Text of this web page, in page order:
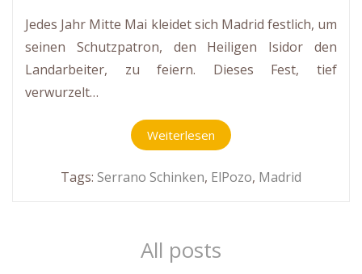
Jedes Jahr Mitte Mai kleidet sich Madrid festlich, um
seinen Schutzpatron, den Heiligen Isidor den
Landarbeiter, zu feiern. Dieses Fest, tief
verwurzelt…
Weiterlesen
Tags: Serrano Schinken, ElPozo, Madrid
All posts